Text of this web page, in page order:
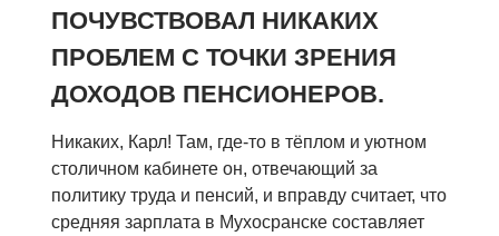
ПОЧУВСТВОВАЛ НИКАКИХ
ПРОБЛЕМ С ТОЧКИ ЗРЕНИЯ
ДОХОДОВ ПЕНСИОНЕРОВ.
Никаких, Карл! Там, где-то в тёплом и уютном
столичном кабинете он, отвечающий за
политику труда и пенсий, и вправду считает, что
средняя зарплата в Мухосранске составляет